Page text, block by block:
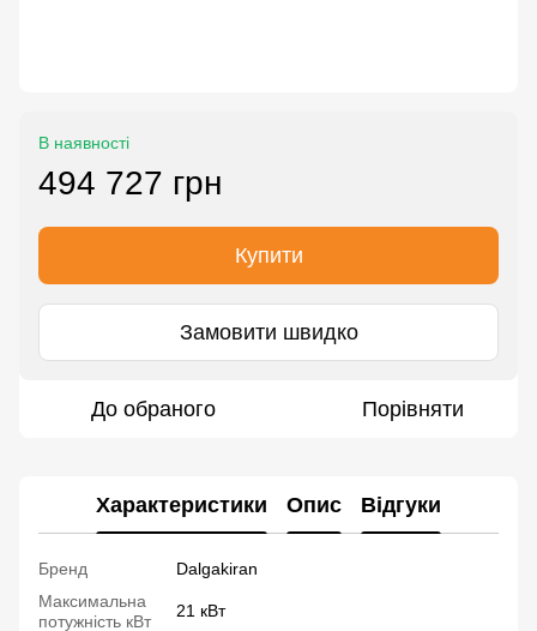
В наявності
494 727 грн
Купити
Замовити швидко
До обраного Порівняти
Характеристики Опис Відгуки
Бренд
Dalgakiran
Максимальна
потужність кВт
21 кВт